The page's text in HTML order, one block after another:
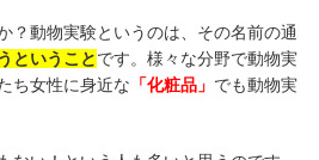
？動物実験というのは、その名前の通
ということです。様々な分野で動物実
ち女性に身近な 「化粧品」 でも動物実